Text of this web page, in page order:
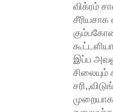
விக்ரம்
இப்ப